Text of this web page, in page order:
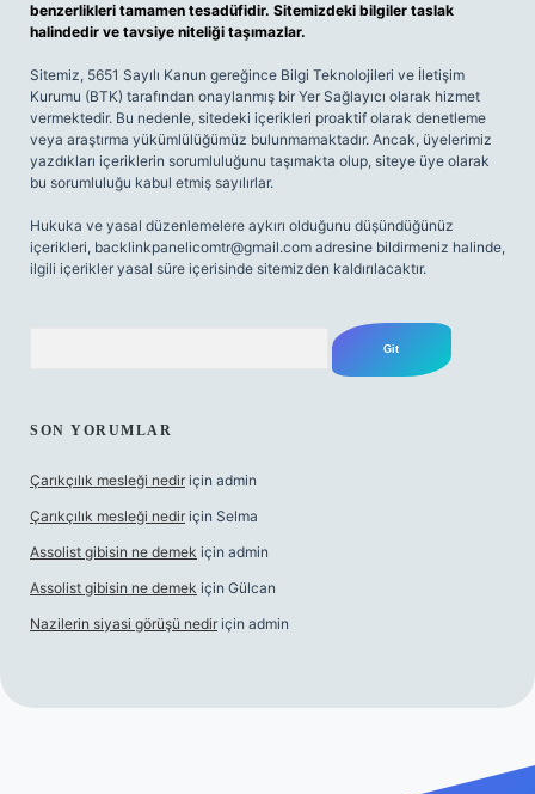
benzerlikleri tamamen tesadüfidir. Sitemizdeki bilgiler taslak
halindedir ve tavsiye niteliği taşımazlar.
Sitemiz, 5651 Sayılı Kanun gereğince Bilgi Teknolojileri ve İletişim
Kurumu (BTK) tarafından onaylanmış bir Yer Sağlayıcı olarak hizmet
vermektedir. Bu nedenle, sitedeki içerikleri proaktif olarak denetleme
veya araştırma yükümlülüğümüz bulunmamaktadır. Ancak, üyelerimiz
yazdıkları içeriklerin sorumluluğunu taşımakta olup, siteye üye olarak
bu sorumluluğu kabul etmiş sayılırlar.
Hukuka ve yasal düzenlemelere aykırı olduğunu düşündüğünüz
içerikleri, backlinkpanelicomtr@gmail.com adresine bildirmeniz halinde,
ilgili içerikler yasal süre içerisinde sitemizden kaldırılacaktır.
SON YORUMLAR
Çarıkçılık mesleği nedir için admin
Çarıkçılık mesleği nedir için Selma
Assolist gibisin ne demek için admin
Assolist gibisin ne demek için Gülcan
Nazilerin siyasi görüşü nedir için admin